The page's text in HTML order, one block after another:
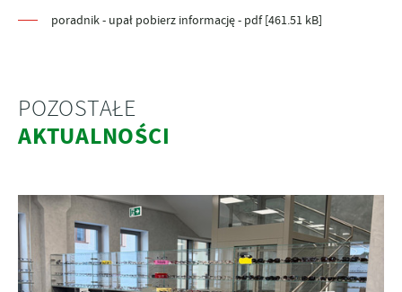
poradnik - upał pobierz informację - pdf [461.51 kB]
POZOSTAŁE
AKTUALNOŚCI